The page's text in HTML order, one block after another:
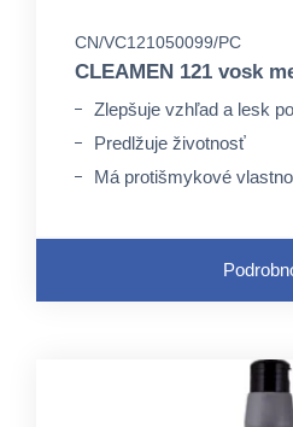
CN/VC121050099/PC
CLEAMEN 121 vosk
Zlepšuje vzhľad a lesk
Predlžuje životnosť
Má protišmykové